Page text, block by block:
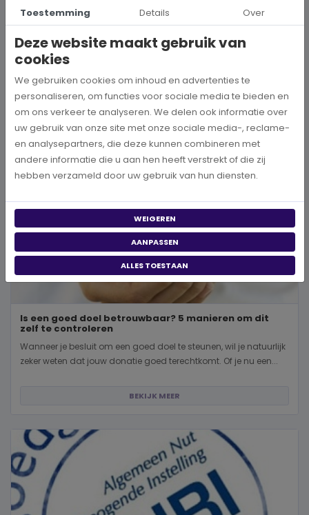
Wanneer je besluit om een steentje bij te dragen aan een betere
wereld, neem je een prachtig besluit. Jouw donatie kan het ve...
BEKIJK MEER
Is een goed doel betrouwbaar? 5 manieren om dit
zelf te controleren
Wanneer je besluit om een goed doel te steunen, wil je natuurlijk
zeker weten dat jouw donatie goed terechtkomt. Of je nu een...
BEKIJK MEER
Toestemming Details Over
Deze website maakt gebruik van
cookies
We gebruiken cookies om inhoud en advertenties te
personaliseren, om functies voor sociale media te bieden en
om ons verkeer te analyseren. We delen ook informatie over
uw gebruik van onze site met onze sociale media-, reclame-
en analysepartners, die deze kunnen combineren met
andere informatie die u aan hen heeft verstrekt of die zij
hebben verzameld door uw gebruik van hun diensten.
WEIGEREN
AANPASSEN
ALLES TOESTAAN